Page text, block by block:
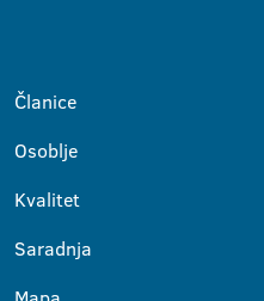
Članice
Osoblje
Kvalitet
Saradnja